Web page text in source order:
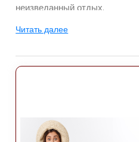
неизведанный отдых.
Расположение
Килимли расположен
насладиться как тихим
Килимли, так и более
Читать далее